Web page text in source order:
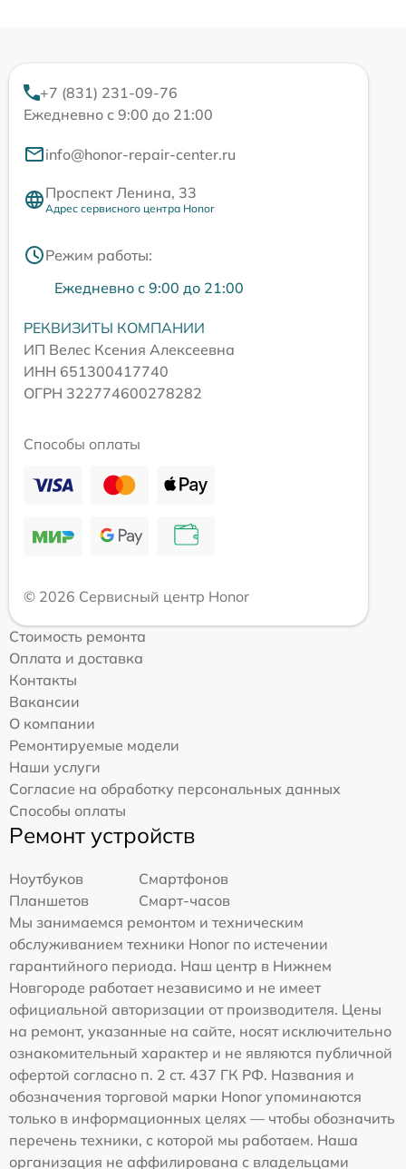
+7 (831) 231-09-76
Ежедневно с 9:00 до 21:00
info@honor-repair-center.ru
Проспект Ленина, 33
Адрес сервисного центра Honor
Режим работы:
Ежедневно с 9:00 до 21:00
РЕКВИЗИТЫ КОМПАНИИ
ИП Велес Ксения Алексеевна
ИНН 651300417740
ОГРН 322774600278282
Способы оплаты
© 2026 Сервисный центр Honor
Стоимость ремонта
Оплата и доставка
Контакты
Вакансии
О компании
Ремонтируемые модели
Наши услуги
Согласие на обработку персональных данных
Способы оплаты
Ремонт устройств
Ноутбуков
Смартфонов
Планшетов
Смарт-часов
Мы занимаемся ремонтом и техническим
обслуживанием техники Honor по истечении
гарантийного периода. Наш центр в Нижнем
Новгороде работает независимо и не имеет
официальной авторизации от производителя. Цены
на ремонт, указанные на сайте, носят исключительно
ознакомительный характер и не являются публичной
офертой согласно п. 2 ст. 437 ГК РФ. Названия и
обозначения торговой марки Honor упоминаются
только в информационных целях — чтобы обозначить
перечень техники, с которой мы работаем. Наша
организация не аффилирована с владельцами